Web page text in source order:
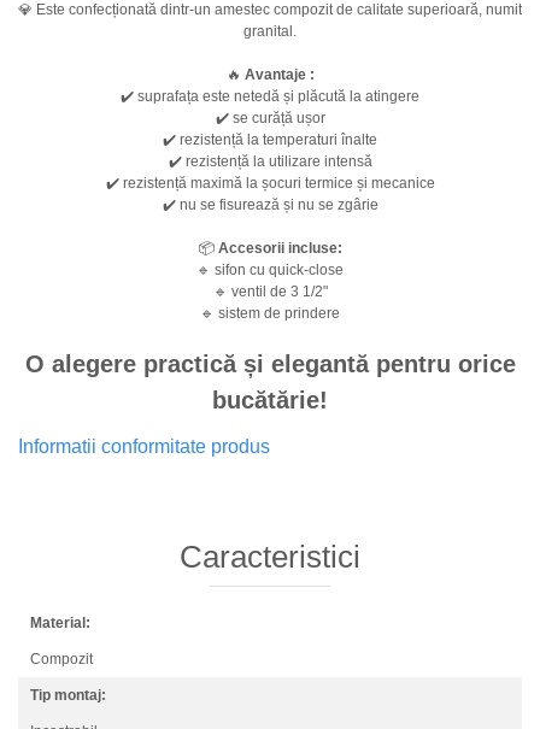
💎 Este confecționată dintr-un amestec compozit de calitate superioară, numit
granital.
🔥 Avantaje :
✔️ suprafața este netedă și plăcută la atingere
✔️ se curăță ușor
✔️ rezistență la temperaturi înalte
✔️ rezistență la utilizare intensă
✔️ rezistență maximă la șocuri termice și mecanice
✔️ nu se fisurează și nu se zgârie
📦 Accesorii incluse:
🔹 sifon cu quick-close
🔹 ventil de 3 1/2"
🔹 sistem de prindere
O alegere practică și elegantă pentru orice
bucătărie!
Informatii conformitate produs
Caracteristici
Material:
Compozit
Tip montaj: